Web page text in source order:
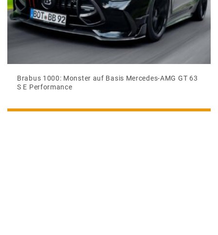
Brabus 1000: Monster auf Basis Mercedes-AMG GT 63
S E Performance